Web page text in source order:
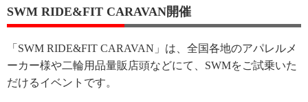
SWM RIDE&FIT CARAVAN開催
「SWM RIDE&FIT CARAVAN」は、全国各地のアパレルメ
ーカー様や二輪用品量販店頭などにて、SWMをご試乗いた
だけるイベントです。